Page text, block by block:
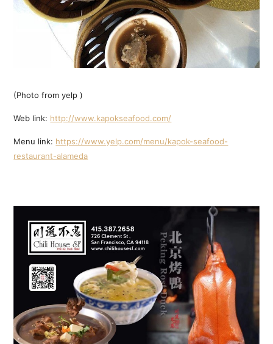
(Photo from yelp )
Web link: http://www.kapokseafood.com/
Menu link: https://www.yelp.com/menu/kapok-seafood-
restaurant-alameda